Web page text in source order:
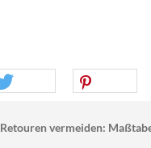
Retouren vermeiden: